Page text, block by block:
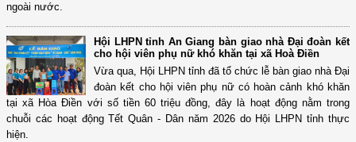
ngoài nước.
Hội LHPN tỉnh An Giang bàn giao nhà Đại đoàn kết
cho hội viên phụ nữ khó khăn tại xã Hoà Điền
Vừa qua, Hội LHPN tỉnh đã tổ chức lễ bàn giao nhà Đại
đoàn kết cho hội viên phụ nữ có hoàn cảnh khó khăn
tại xã Hòa Điền với số tiền 60 triệu đồng, đây là hoạt động nằm trong
chuỗi các hoạt động Tết Quân - Dân năm 2026 do Hội LHPN tỉnh thực
hiện.